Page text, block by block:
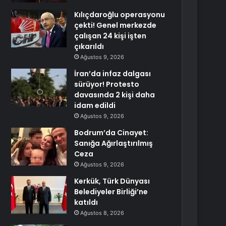
Kılıçdaroğlu operasyonu
çekti! Genel merkezde
çalışan 24 kişi işten
çıkarıldı
Ağustos 9, 2026
İran’da infaz dalgası
sürüyor! Protesto
davasında 2 kişi daha
idam edildi
Ağustos 9, 2026
Bodrum’da Cinayet:
Sanığa Ağırlaştırılmış
Ceza
Ağustos 9, 2026
Kerkük, Türk Dünyası
Belediyeler Birliği’ne
katıldı
Ağustos 8, 2026